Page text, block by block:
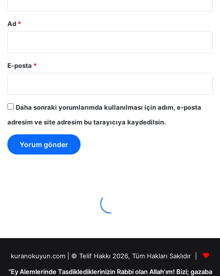
Ad *
E-posta *
Daha sonraki yorumlarımda kullanılması için adım, e-posta
adresim ve site adresim bu tarayıcıya kaydedilsin.
kuranokuyun.com | © Telif Hakkı 2026, Tüm Hakları Saklıdır |
“Ey Alemlerinde Tasdiklediklerinizin Rabbi olan Allah’ım! Bizi; gazaba